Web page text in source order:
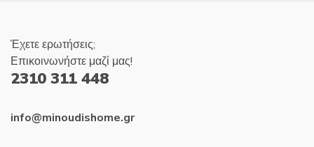
Έχετε ερωτήσεις;
Επικοινωνήστε μαζί μας!
2310 311 448
info@minoudishome.gr